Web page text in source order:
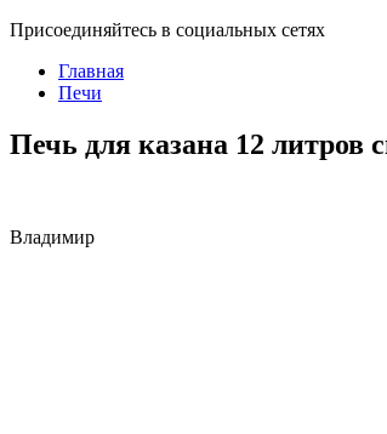
Присоединяйтесь в социальных сетях
Главная
Печи
Печь для казана 12 литров
Владимир